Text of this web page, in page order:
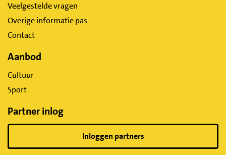
Veelgestelde vragen
Overige informatie pas
Contact
Aanbod
Cultuur
Sport
Partner inlog
Inloggen partners